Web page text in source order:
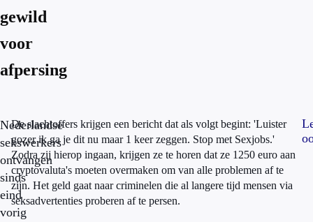
gewild
voor
afpersing
Nederlandse
sekswerkers
ontvangen
sinds
eind
vorig
De slachtoffers krijgen een bericht dat als volgt begint: 'Luister
gozer ik ga je dit nu maar 1 keer zeggen. Stop met Sexjobs.'
Zodra zij hierop ingaan, krijgen ze te horen dat ze 1250 euro aan
cryptovaluta's moeten overmaken om van alle problemen af te
zijn. Het geld gaat naar criminelen die al langere tijd mensen via
seksadvertenties proberen af te persen.